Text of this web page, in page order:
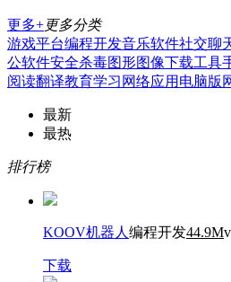
更多+更多分类
游戏平台编程开发音乐软件社交聊
公软件安全杀毒图形图像下载工具
阅读翻译教育学习 网络应用 电脑版
最新
最热
排行榜
KOOV机器人 编程开发44.9M
下载